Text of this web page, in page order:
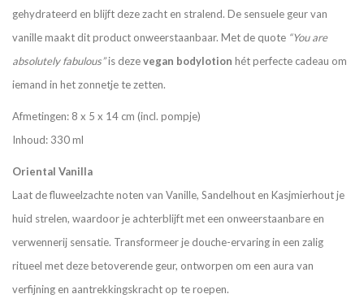
gehydrateerd en blijft deze zacht en stralend. De sensuele geur van
vanille maakt dit product onweerstaanbaar. Met de quote “You are
absolutely fabulous”is dezevegan bodylotion hét perfecte cadeau om
iemand in het zonnetje te zetten.
Afmetingen: 8 x 5 x 14 cm (incl. pompje)
Inhoud: 330 ml
Oriental Vanilla
Laat de fluweelzachte noten van Vanille, Sandelhout en Kasjmierhout je
huid strelen, waardoor je achterblijft met een onweerstaanbare en
verwennerij sensatie. Transformeer je douche-ervaring in een zalig
ritueel met deze betoverende geur, ontworpen om een aura van
verfijning en aantrekkingskracht op te roepen.